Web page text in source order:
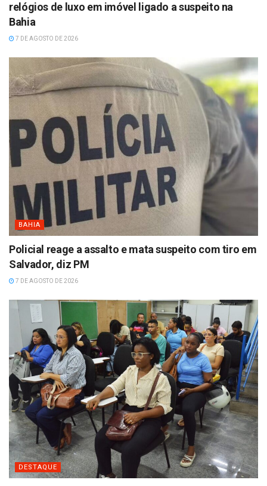
relógios de luxo em imóvel ligado a suspeito na
Bahia
7 DE AGOSTO DE 2026
BAHIA
Policial reage a assalto e mata suspeito com tiro em
Salvador, diz PM
7 DE AGOSTO DE 2026
DESTAQUE